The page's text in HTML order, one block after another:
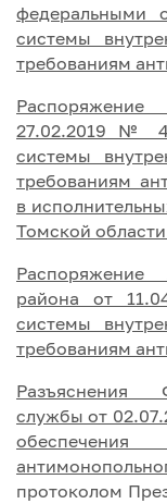
федеральными
системы
требованиям
Распоряжение
27.02.2019 №
системы
требованиям
в
Томской области
Распоряжение
района от
системы
требованиям
Разъяснения
службы от
обеспечения
протоколом